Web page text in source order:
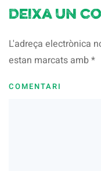
Deixa un
L'adreça electrònica
estan marcats amb*
COMENTARI